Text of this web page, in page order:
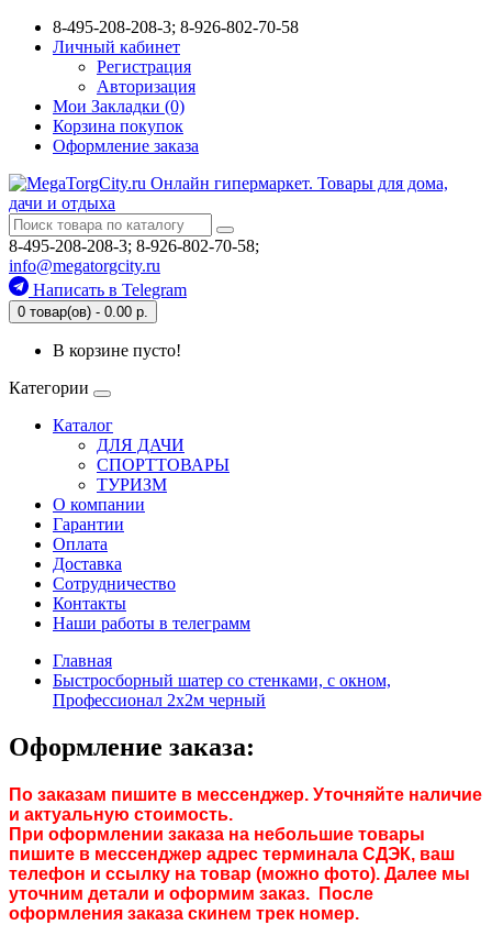
8-495-208-208-3; 8-926-802-70-58
Личный кабинет
Регистрация
Авторизация
Мои Закладки (0)
Корзина покупок
Оформление заказа
8-495-208-208-3; 8-926-802-70-58;
info@megatorgcity.ru
Написать в Telegram
0 товар(ов) - 0.00 р.
В корзине пусто!
Категории
Каталог
ДЛЯ ДАЧИ
СПОРТТОВАРЫ
ТУРИЗМ
О компании
Гарантии
Оплата
Доставка
Сотрудничество
Контакты
Наши работы в телеграмм
Главная
Быстросборный шатер со стенками, с окном,
Профессионал 2х2м черный
Оформление заказа:
По заказам пишите в мессенджер. Уточняйте наличие
и актуальную стоимость.
При оформлении заказа на небольшие товары
пишите в мессенджер адрес терминала СДЭК, ваш
телефон и ссылку на товар (можно фото). Далее мы
уточним детали и оформим заказ. После
оформления заказа скинем трек номер.